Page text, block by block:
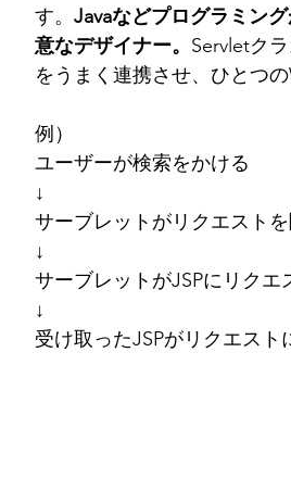
す。 Javaなどプログラミン
意なデザイナー。 Servletク
をうまく連携させ、ひとつ
例）
ユーザーが検索をかける
↓
サーブレットがリクエストを
↓
サーブレットがJSPにリク
↓
受け取ったJSPがリクエス